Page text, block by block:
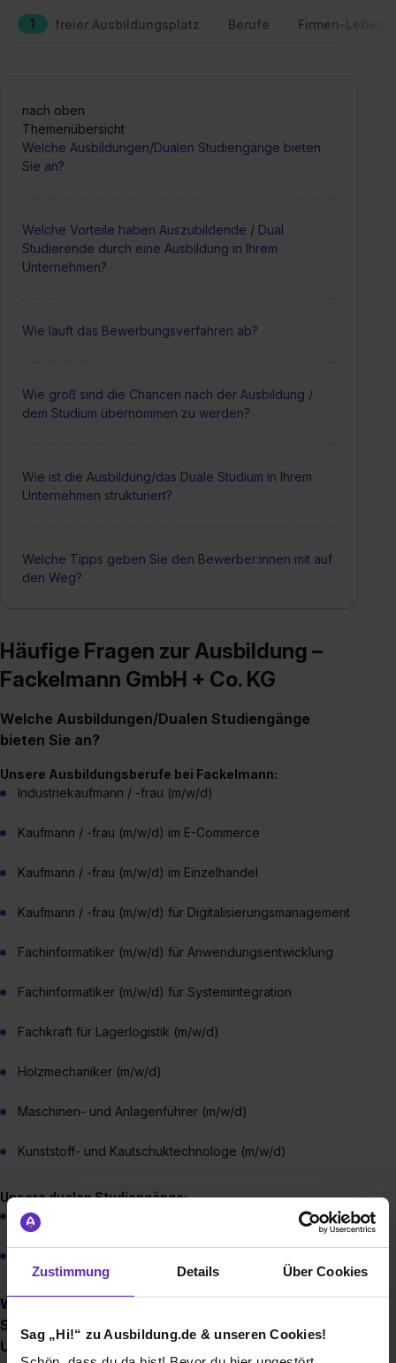
Zustimmung Details Über Cookies
Sag „Hi!“ zu Ausbildung.de & unseren Cookies!
1 freier Ausbildungsplatz Berufe Firmen-
nach oben
Themenübersicht
Welche Ausbildungen/Dualen Studiengänge bieten
Sie an?
Welche Vorteile haben Auszubildende / Dual
Studierende durch eine Ausbildung in Ihrem
Unternehmen?
Wie läuft das Bewerbungsverfahren ab?
Wie groß sind die Chancen nach der Ausbildung /
dem Studium übernommen zu werden?
Wie ist die Ausbildung/das Duale Studium in Ihrem
Unternehmen strukturiert?
Welche Tipps geben Sie den Bewerber:innen mit auf
den Weg?
Häufige Fragen zur Ausbildung –
Fackelmann GmbH + Co. KG
Welche Ausbildungen/Dualen Studiengänge
bieten Sie an?
Unsere Ausbildungsberufe bei Fackelmann:
Industriekaufmann / -frau (m/w/d)
Kaufmann / -frau (m/w/d) im E-Commerce
Kaufmann / -frau (m/w/d) im Einzelhandel
Kaufmann / -frau (m/w/d) für Digitalisierungsmanagement
Fachinformatiker (m/w/d) für Anwendungsentwicklung
Fachinformatiker (m/w/d) für Systemintegration
Fachkraft für Lagerlogistik (m/w/d)
Holzmechaniker (m/w/d)
Maschinen- und Anlagenführer (m/w/d)
Kunststoff- und Kautschuktechnologe (m/w/d)
Unsere dualen Studiengänge:
BWL – Digital Commerce Management
Welche Vorteile haben Auszubildende / Dual
Studierende durch eine Ausbildung in Ihrem
Unternehmen?